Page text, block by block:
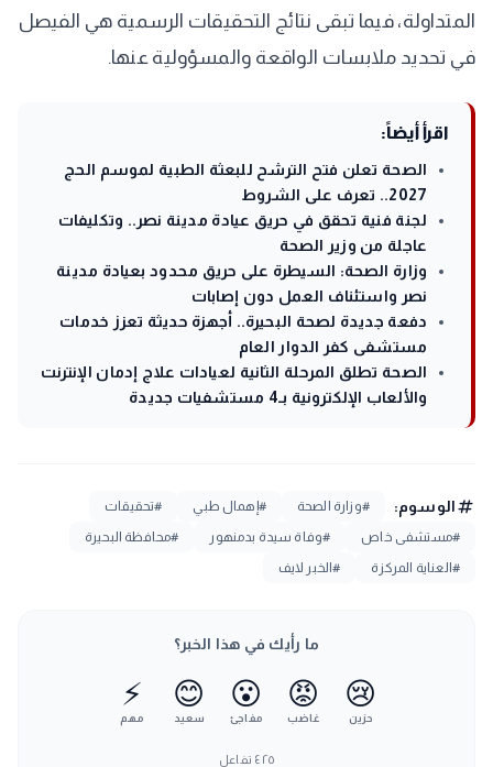
المتداولة، فيما تبقى نتائج التحقيقات الرسمية هي الفيصل
في تحديد ملابسات الواقعة والمسؤولية عنها.
اقرأ أيضاً:
الصحة تعلن فتح الترشح للبعثة الطبية لموسم الحج
2027.. تعرف على الشروط
لجنة فنية تحقق في حريق عيادة مدينة نصر.. وتكليفات
عاجلة من وزير الصحة
وزارة الصحة: السيطرة على حريق محدود بعيادة مدينة
نصر واستئناف العمل دون إصابات
دفعة جديدة لصحة البحيرة.. أجهزة حديثة تعزز خدمات
مستشفى كفر الدوار العام
الصحة تطلق المرحلة الثانية لعيادات علاج إدمان الإنترنت
والألعاب الإلكترونية بـ4 مستشفيات جديدة
tagالوسوم: #وزارة الصحة #إهمال طبي
#تحقيقات
#مستشفى خاص
#وفاة سيدة بدمنهور
#محافظة البحيرة
#العناية المركزة
#الخبر لايف
ما رأيك في هذا الخبر؟
😢
حزين
😡
غاضب
😮
مفاجئ
😊
سعيد
⚡
مهم
٤٢٥ تفاعل